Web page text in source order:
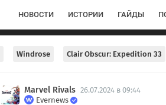
НОВОСТИ ИСТОРИИ ГАЙДЫ
Windrose Clair Obscur: Expedition 33
Marvel Rivals 26.07.2024 в 09:44
Evernews